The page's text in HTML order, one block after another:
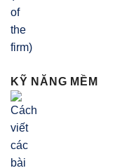
KỸ NĂNG MỀM